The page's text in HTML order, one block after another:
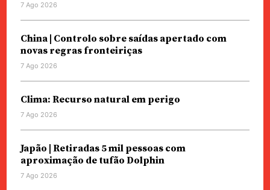
7 Ago 2026
China | Controlo sobre saídas apertado com
novas regras fronteiriças
7 Ago 2026
Clima: Recurso natural em perigo
7 Ago 2026
Japão | Retiradas 5 mil pessoas com
aproximação de tufão Dolphin
7 Ago 2026